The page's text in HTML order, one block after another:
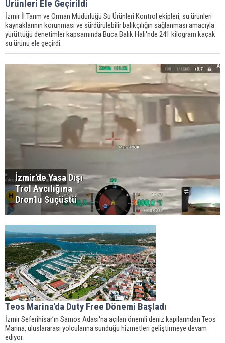
Ürünleri Ele Geçirildi
İzmir İl Tarım ve Orman Müdürlüğü Su Ürünleri Kontrol ekipleri, su ürünleri
kaynaklarının korunması ve sürdürülebilir balıkçılığın sağlanması amacıyla
yürüttüğü denetimler kapsamında Buca Balık Hali'nde 241 kilogram kaçak
su ürünü ele geçirdi.
İzmir'de Yasa Dışı
Trol Avcılığına
Dron'lu Suçüstü
Teos Marina'da Duty Free Dönemi Başladı
İzmir Seferihisar’ın Samos Adası'na açılan önemli deniz kapılarından Teos
Marina, uluslararası yolcularına sunduğu hizmetleri geliştirmeye devam
ediyor.